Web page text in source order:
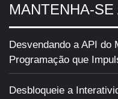
MANTENHA-
Desvendando a API do
Programação que
Desbloqueie a